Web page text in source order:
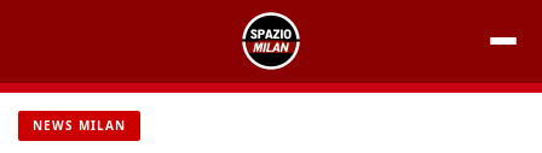
contenuto
NEWS MILAN